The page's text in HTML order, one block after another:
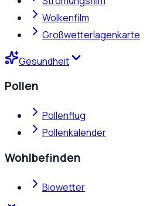
Wolkenfilm
Großwetterlagenkarte
Gesundheit
Pollen
Pollenflug
Pollenkalender
Wohlbefinden
Biowetter